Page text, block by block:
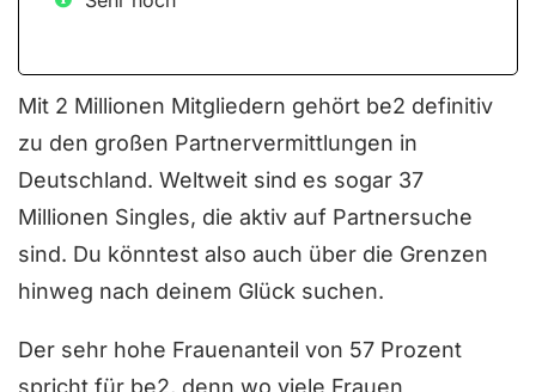
Mit 2 Millionen Mitgliedern gehört be2 definitiv
zu den großen Partnervermittlungen in
Deutschland. Weltweit sind es sogar 37
Millionen Singles, die aktiv auf Partnersuche
sind. Du könntest also auch über die Grenzen
hinweg nach deinem Glück suchen.
Der sehr hohe Frauenanteil von 57 Prozent
spricht für be2, denn wo viele Frauen